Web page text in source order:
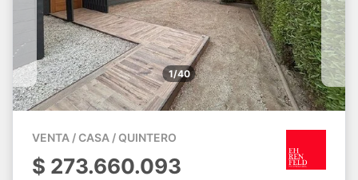
1/40
VENTA / CASA / QUINTERO
$ 273.660.093